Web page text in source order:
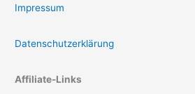
Impressum
Datenschutzerklärung
Affiliate-Links